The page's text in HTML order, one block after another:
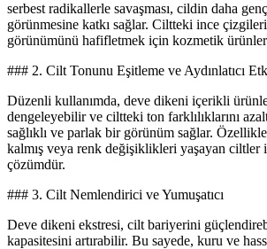
serbest radikallerle savaşması, cildin daha
görünmesine katkı sağlar. Ciltteki ince
görünümünü hafifletmek için kozmetik
### 2. Cilt Tonunu Eşitleme ve Aydınlatıcı
Düzenli kullanımda, deve dikeni içerikli
dengeleyebilir ve ciltteki ton farklılıklarını
sağlıklı ve parlak bir görünüm sağlar. Özellikle
kalmış veya renk değişiklikleri yaşayan ciltler
çözümdür.
### 3. Cilt Nemlendirici ve Yumuşatıcı
Deve dikeni ekstresi, cilt bariyerini
kapasitesini artırabilir. Bu sayede, kuru ve